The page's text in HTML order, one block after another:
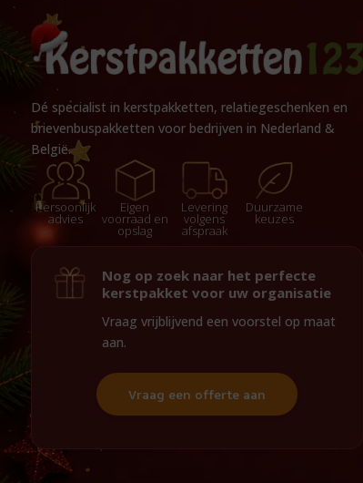
Dé specialist in kerstpakketten, relatiegeschenken en
brievenbuspakketten voor bedrijven in Nederland &
België.
Persoonlijk
advies
Eigen
voorraad en
opslag
Levering
volgens
afspraak
Duurzame
keuzes
Nog op zoek naar het perfecte
kerstpakket voor uw organisatie
Vraag vrijblijvend een voorstel op maat
aan.
Vraag een offerte aan